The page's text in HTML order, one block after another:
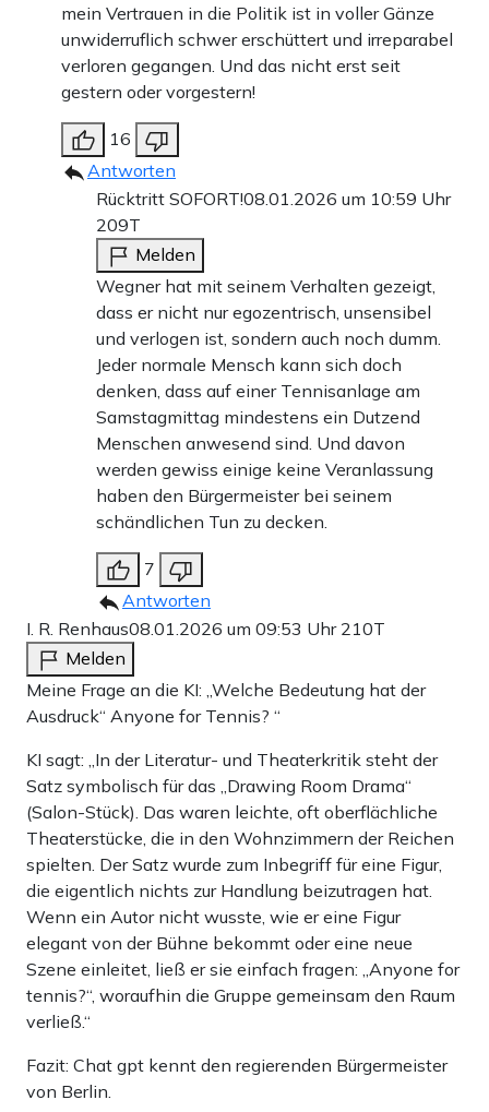
mein Vertrauen in die Politik ist in voller Gänze
unwiderruflich schwer erschüttert und irreparabel
verloren gegangen. Und das nicht erst seit
gestern oder vorgestern!
16
Antworten
Rücktritt SOFORT!08.01.2026 um 10:59 Uhr
209T
Melden
Wegner hat mit seinem Verhalten gezeigt,
dass er nicht nur egozentrisch, unsensibel
und verlogen ist, sondern auch noch dumm.
Jeder normale Mensch kann sich doch
denken, dass auf einer Tennisanlage am
Samstagmittag mindestens ein Dutzend
Menschen anwesend sind. Und davon
werden gewiss einige keine Veranlassung
haben den Bürgermeister bei seinem
schändlichen Tun zu decken.
7
Antworten
I. R. Renhaus08.01.2026 um 09:53 Uhr 210T
Melden
Meine Frage an die KI: „Welche Bedeutung hat der
Ausdruck“ Anyone for Tennis? “
KI sagt: „In der Literatur- und Theaterkritik steht der
Satz symbolisch für das „Drawing Room Drama“
(Salon-Stück). Das waren leichte, oft oberflächliche
Theaterstücke, die in den Wohnzimmern der Reichen
spielten. Der Satz wurde zum Inbegriff für eine Figur,
die eigentlich nichts zur Handlung beizutragen hat.
Wenn ein Autor nicht wusste, wie er eine Figur
elegant von der Bühne bekommt oder eine neue
Szene einleitet, ließ er sie einfach fragen: „Anyone for
tennis?“, woraufhin die Gruppe gemeinsam den Raum
verließ.“
Fazit: Chat gpt kennt den regierenden Bürgermeister
von Berlin.